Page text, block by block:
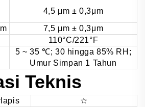
Teknis
4,5 μm ± 0,3μm
7,5 μm ± 0,3μm
110°C/221°F
5 ~ 35 ℃; 30 hingga 85% RH;
Umur Simpan 1 Tahun
☆